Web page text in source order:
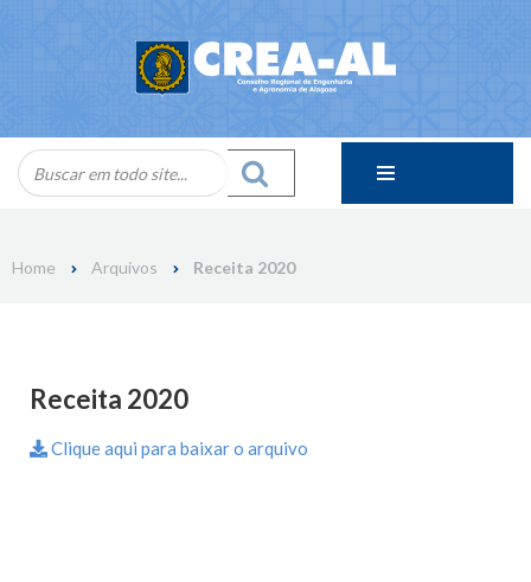
Home Arquivos Receita 2020
Receita 2020
Clique aqui para baixar o arquivo